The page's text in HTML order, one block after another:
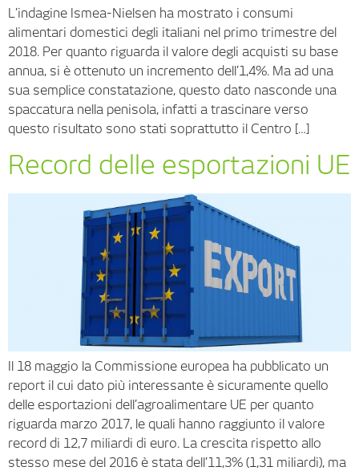
L’indagine Ismea-Nielsen ha mostrato i consumi
alimentari domestici degli italiani nel primo trimestre del
2018. Per quanto riguarda il valore degli acquisti su base
annua, si è ottenuto un incremento dell’1,4%. Ma ad una
sua semplice constatazione, questo dato nasconde una
spaccatura nella penisola, infatti a trascinare verso
questo risultato sono stati soprattutto il Centro […]
Record delle esportazioni UE
Il 18 maggio la Commissione europea ha pubblicato un
report il cui dato più interessante è sicuramente quello
delle esportazioni dell’agroalimentare UE per quanto
riguarda marzo 2017, le quali hanno raggiunto il valore
record di 12,7 miliardi di euro. La crescita rispetto allo
stesso mese del 2016 è stata dell’11,3% (1,31 miliardi), ma